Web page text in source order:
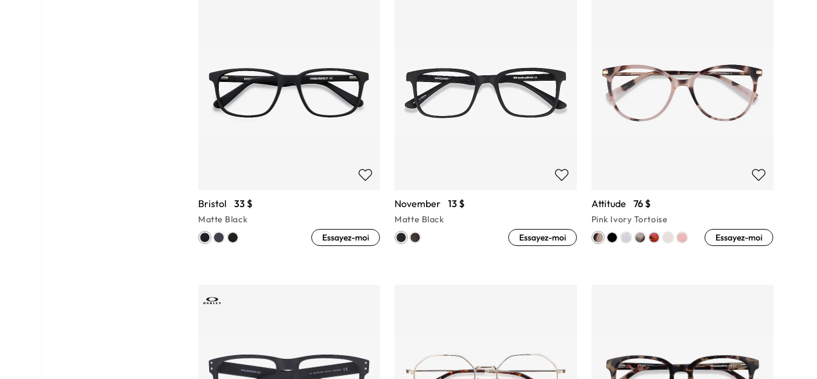
Bristol 33 $
Matte Black
Essayez-moi
November 13 $
Matte Black
Essayez-moi
Attitude 76 $
Pink Ivory Tortoise
Essayez-moi